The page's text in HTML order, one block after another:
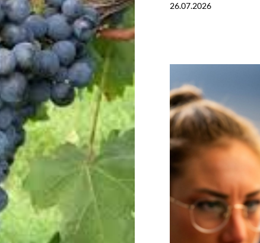
26.07.2026